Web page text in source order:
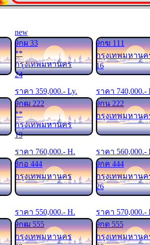
new
9กผ 33
**
กรุงเทพมหานคร
24
ราคา 359,000.- Ly.
9กฆ 111
กรุงเทพมหานค
16
ราคา 740,000.-
9กฒ 222
**
กรุงเทพมหานคร
19
ราคา 760,000.- H.
9กน 222
กรุงเทพมหานค
ราคา 560,000.-
8กอ 444
กรุงเทพมหานคร
ราคา 550,000.- H.
9กค 444
กรุงเทพมหานค
26
ราคา 570,000.-
9กฒ 555
กรุงเทพมหานคร
9กด 555
กรุงเทพมหานค